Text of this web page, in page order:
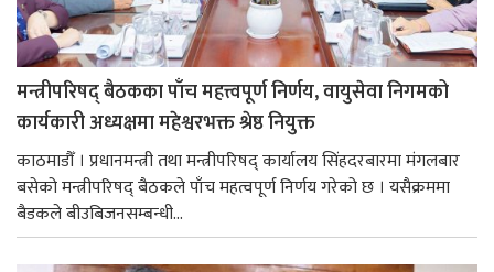
मन्त्रीपरिषद् बैठकका पाँच महत्त्वपूर्ण निर्णय, वायुसेवा निगमको
कार्यकारी अध्यक्षमा महेश्वरभक्त श्रेष्ठ नियुक्त
काठमाडौँ । प्रधानमन्त्री तथा मन्त्रीपरिषद् कार्यालय सिंहदरबारमा मंगलबार
बसेको मन्त्रीपरिषद् बैठकले पाँच महत्वपूर्ण निर्णय गरेको छ । यसैक्रममा
बैडकले बीउबिजनसम्बन्धी...